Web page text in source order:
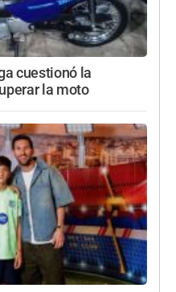
cuestionó la
la moto